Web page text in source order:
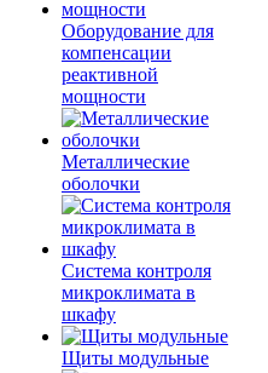
Оборудование для
компенсации
реактивной
мощности
Металлические
оболочки
Система контроля
микроклимата в
шкафу
Щиты модульные